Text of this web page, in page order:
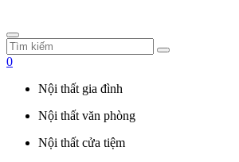
0
Nội thất gia đình
Nội thất văn phòng
Nội thất cửa tiệm